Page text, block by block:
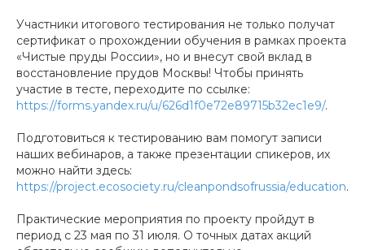
Участники итогового тестирования не только получат
сертификат о прохождении обучения в рамках проекта
«Чистые пруды России», но и внесут свой вклад в
восстановление прудов Москвы! Чтобы принять
участие в тесте, переходите по ссылке:
https://forms.yandex.ru/u/626d1f0e72e89715b32ec1e9/.
Подготовиться к тестированию вам помогут записи
наших вебинаров, а также презентации спикеров, их
можно найти здесь:
https://project.ecosociety.ru/cleanpondsofrussia/education.
Практические мероприятия по проекту пройдут в
период с 23 мая по 31 июля. О точных датах акций